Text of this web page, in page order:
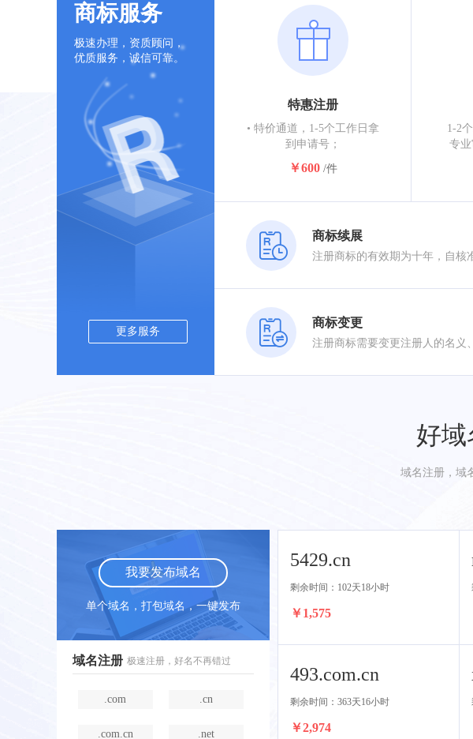
商标服务
极速办理，资质顾问，
优质服务，诚信可靠。
更多服务
特惠注册
• 特价通道，1-5个工作日拿
到申请号；
￥600 /件
1-2
专
商标续展
商标变更
好域
域名注册，域
我要发布域名
单个域名，打包域名，一键发布
域名注册 极速注册，好名不再错过
.com .cn
.com.cn .net
5429.cn
剩余时间：102天18小时
￥1,575
493.com.cn
剩余时间：363天16小时
￥2,974